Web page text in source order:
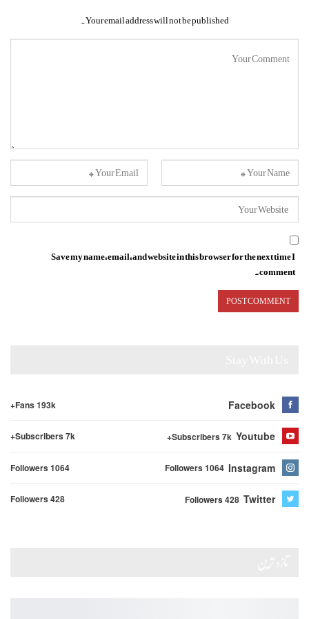
Your email address will not be published.
Save my name, email, and website in this browser for the next time I
comment.
Facebook
Fans 193k+
Youtube
Subscribers 7k+
Subscribers 7k+
Instagram
Followers 1064
Followers 1064
Twitter
Followers 428
Followers 428